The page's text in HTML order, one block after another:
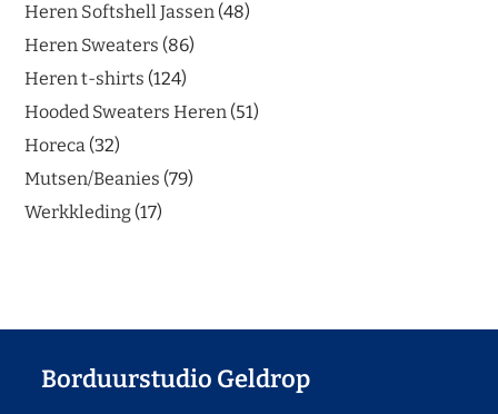
Heren Softshell Jassen 48
Heren Sweaters 86
Heren t-shirts 124
Hooded Sweaters Heren 51
Horeca 32
Mutsen/Beanies 79
Werkkleding 17
Borduurstudio Geldrop